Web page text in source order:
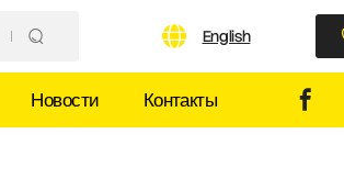
English
Новости Контакты